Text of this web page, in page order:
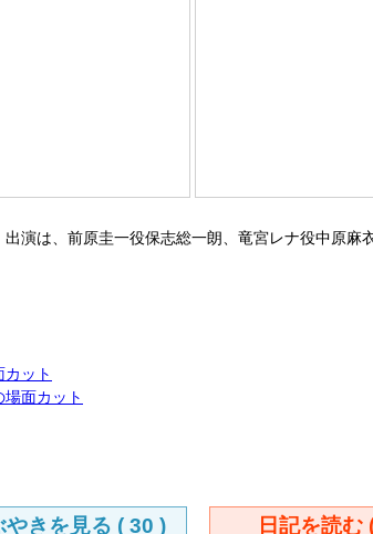
演は、前原圭一役保志総一朗、竜宮レナ役中原
ット
面カット
やきを見る ( 30 ) 日記を読む